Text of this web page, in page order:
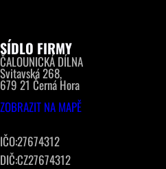
SÍDLO FIRMY
ČALOUNICKÁ DÍLNA
Svitavská 268,
679 21 Černá Hora
ZOBRAZIT NA MAPĚ
IČO:27674312
DIČ:CZ27674312